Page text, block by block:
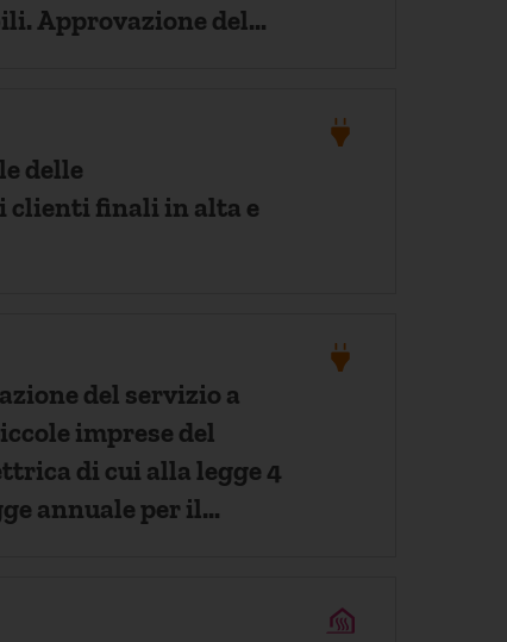
Approvazione del
delle
finali in alta e
del servizio a
imprese del
di cui alla legge 4
annuale per il